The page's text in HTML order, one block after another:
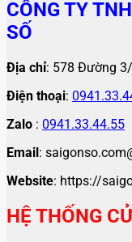
CÔNG TY
SỐ
Địa chỉ: 578 Đường
Điện thoại:
Zalo : 0941.33.44.55
Email:
Website: https://
HỆ THỐNG